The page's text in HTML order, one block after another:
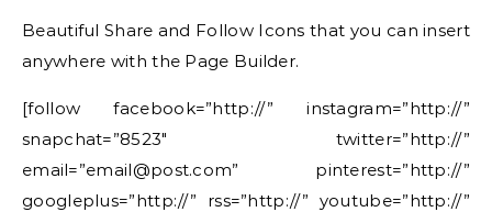
Beautiful Share and Follow Icons that you can insert
anywhere with the Page Builder.
[follow facebook=”http://” instagram=”http://”
snapchat=”8523″ twitter=”http://”
email=”email@post.com” pinterest=”http://”
googleplus=”http://” rss=”http://” youtube=”http://”